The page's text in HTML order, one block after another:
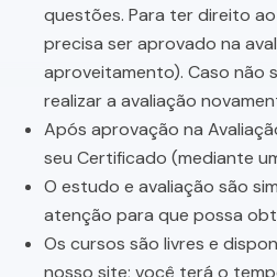
questões. Para ter direito
precisa ser aprovado na
aproveitamento). Caso não
realizar a avaliação
Após aprovação na
seu Certificado (mediante
O estudo e avaliação são
atenção para que possa
Os cursos são livres e